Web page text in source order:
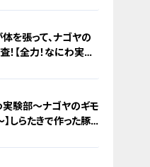
を張って、ナゴヤの
！【全力！なにわ実験
実験部～ナゴヤのギモ
】しらたきで作った豚